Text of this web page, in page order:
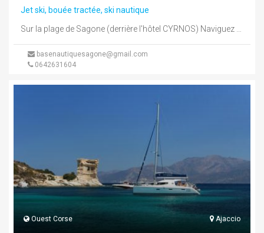
Jet ski, bouée tractée, ski nautique
basenautiquesagone@gmail.com
0642631604
Ouest Corse Ajaccio